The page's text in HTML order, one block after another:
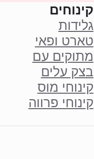
קינוחים
גלידות
טארט ופאי
מתוקים עם
בצק עלים
קינוחי מוס
קינוחי פרווה